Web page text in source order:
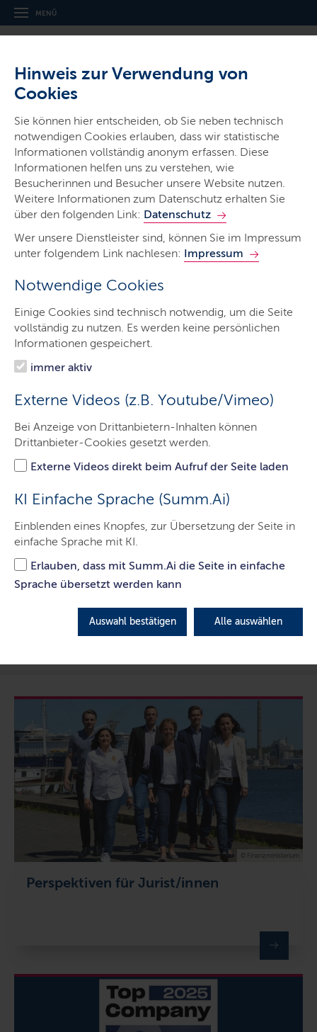
Hinweis zur Verwendung von
Cookies
Sie können hier entscheiden, ob Sie neben technisch
notwendigen Cookies erlauben, dass wir statistische
Informationen vollständig anonym erfassen. Diese
Informationen helfen uns zu verstehen, wie
Besucherinnen und Besucher unsere Website nutzen.
Weitere Informationen zum Datenschutz erhalten Sie
über den folgenden Link: Datenschutz
Wer unsere Dienstleister sind, können Sie im Impressum
unter folgendem Link nachlesen: Impressum
Notwendige Cookies
Einige Cookies sind technisch notwendig, um die Seite
vollständig zu nutzen. Es werden keine persönlichen
Informationen gespeichert.
immer aktiv
Externe Videos (z.B. Youtube/Vimeo)
Bei Anzeige von Drittanbietern-Inhalten können
Drittanbieter-Cookies gesetzt werden.
Externe Videos direkt beim Aufruf der Seite laden
KI Einfache Sprache (Summ.Ai)
Einblenden eines Knopfes, zur Übersetzung der Seite in
einfache Sprache mit KI.
Erlauben, dass mit Summ.Ai die Seite in einfache
Sprache übersetzt werden kann
Auswahl bestätigen Alle auswählen
MENÜ
Deine Karriere beim Land
Ausbildungsberufe und Studiengänge – das ist die
Landesverwaltung Schleswig-Holstein. Jedes Jahr schließen
mehr als 900 junge Menschen ihre Ausbildung oder ihr duales
Praktikum
Trainee-stellen/
Referendariat
Stellen­angebote
Perspektiven für Jurist/innen
© Finanzministerium